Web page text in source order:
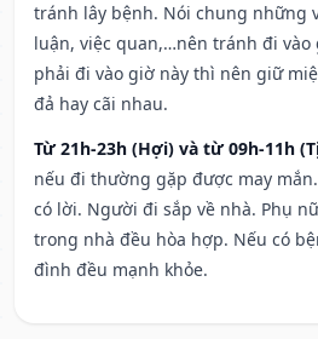
tránh lây bệnh. Nói chung những
luận, việc quan,…nên tránh đi vào
phải đi vào giờ này thì nên giữ
đả hay cãi nhau.
Từ 21h-23h (Hợi) và từ 09h-11h
nếu đi thường gặp được may
có lời. Người đi sắp về nhà. Phụ
trong nhà đều hòa hợp. Nếu có
đình đều mạnh khỏe.